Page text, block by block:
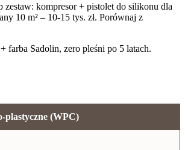
zestaw: kompresor + pistolet do silikonu dla
10 m² – 10-15 tys. zł. Porównaj z
farba Sadolin, zero pleśni po 5 latach.
plastyczne (WPC)